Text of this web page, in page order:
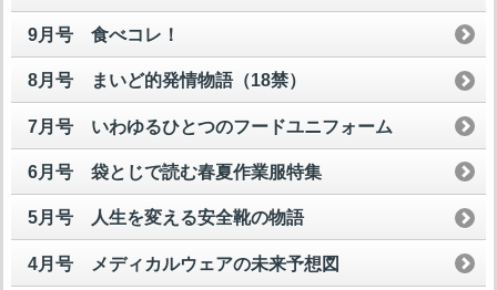
9月号 食べコレ！
8月号 まいど的発情物語（18禁）
7月号 いわゆるひとつのフードユニフォーム
6月号 袋とじで読む春夏作業服特集
5月号 人生を変える安全靴の物語
4月号 メディカルウェアの未来予想図